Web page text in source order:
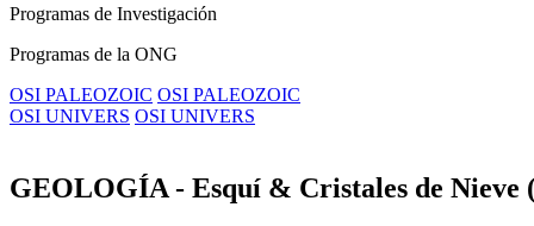
Programas de Investigación
Programas de la ONG
OSI PALEOZOIC OSI PALEOZOIC
OSI UNIVERS OSI UNIVERS
GEOLOGÍA - Esquí & Cristales de Nieve